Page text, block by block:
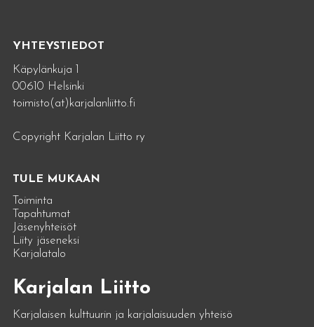
YHTEYSTIEDOT
Käpylänkuja 1
00610 Helsinki
toimisto(at)karjalanliitto.fi
Copyright Karjalan Liitto ry
TULE MUKAAN
Toiminta
Tapahtumat
Jäsenyhteisöt
Liity jäseneksi
Karjalatalo
Karjalan Liitto
Karjalaisen kulttuurin ja karjalaisuuden yhteisö